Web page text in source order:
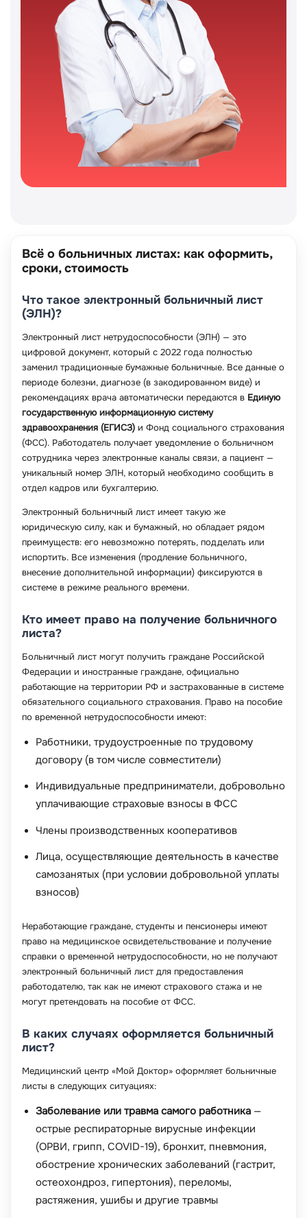
Всё о больничных листах: как оформить,
сроки, стоимость
Что такое электронный больничный лист
(ЭЛН)?
Электронный лист нетрудоспособности (ЭЛН) — это
цифровой документ, который с 2022 года полностью
заменил традиционные бумажные больничные. Все данные о
периоде болезни, диагнозе (в закодированном виде) и
рекомендациях врача автоматически передаются в Единую
государственную информационную систему
здравоохранения (ЕГИСЗ) и Фонд социального страхования
(ФСС). Работодатель получает уведомление о больничном
сотрудника через электронные каналы связи, а пациент —
уникальный номер ЭЛН, который необходимо сообщить в
отдел кадров или бухгалтерию.
Электронный больничный лист имеет такую же
юридическую силу, как и бумажный, но обладает рядом
преимуществ: его невозможно потерять, подделать или
испортить. Все изменения (продление больничного,
внесение дополнительной информации) фиксируются в
системе в режиме реального времени.
Кто имеет право на получение больничного
листа?
Больничный лист могут получить граждане Российской
Федерации и иностранные граждане, официально
работающие на территории РФ и застрахованные в системе
обязательного социального страхования. Право на пособие
по временной нетрудоспособности имеют:
Работники, трудоустроенные по трудовому
договору (в том числе совместители)
Индивидуальные предприниматели, добровольно
уплачивающие страховые взносы в ФСС
Члены производственных кооперативов
Лица, осуществляющие деятельность в качестве
самозанятых (при условии добровольной уплаты
взносов)
Неработающие граждане, студенты и пенсионеры имеют
право на медицинское освидетельствование и получение
справки о временной нетрудоспособности, но не получают
электронный больничный лист для предоставления
работодателю, так как не имеют страхового стажа и не
могут претендовать на пособие от ФСС.
В каких случаях оформляется больничный
лист?
Медицинский центр «Мой Доктор» оформляет больничные
листы в следующих ситуациях:
Заболевание или травма самого работника —
острые респираторные вирусные инфекции
(ОРВИ, грипп, COVID-19), бронхит, пневмония,
обострение хронических заболеваний (гастрит,
остеохондроз, гипертония), переломы,
растяжения, ушибы и другие травмы